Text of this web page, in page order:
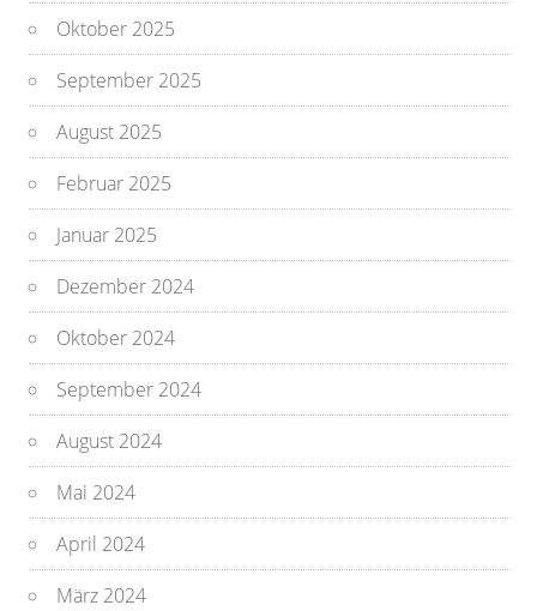
Oktober 2025
September 2025
August 2025
Februar 2025
Januar 2025
Dezember 2024
Oktober 2024
September 2024
August 2024
Mai 2024
April 2024
März 2024